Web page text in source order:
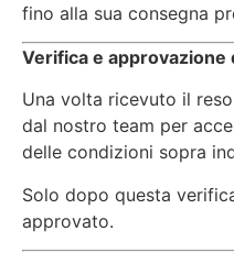
fino alla sua consegna
Verifica e approvazione
Una volta ricevuto il
dal nostro team per
delle condizioni sopra
Solo dopo questa
approvato.